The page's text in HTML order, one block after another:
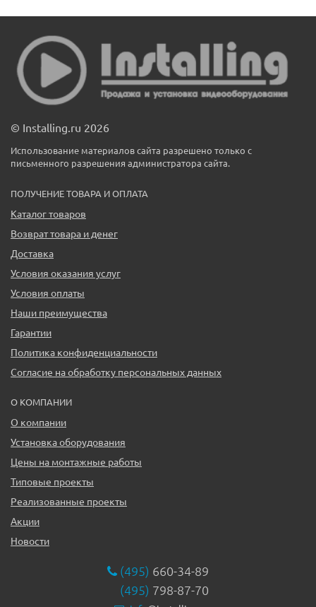
© Installing.ru 2026
Использование материалов сайта разрешено только с
письменного разрешения администратора сайта.
ПОЛУЧЕНИЕ ТОВАРА И ОПЛАТА
Каталог товаров
Возврат товара и денег
Доставка
Условия оказания услуг
Условия оплаты
Наши преимущества
Гарантии
Политика конфиденциальности
Согласие на обработку персональных данных
О КОМПАНИИ
О компании
Установка оборудования
Цены на монтажные работы
Типовые проекты
Реализованные проекты
Акции
Новости
(495) 660-34-89
(495) 798-87-70